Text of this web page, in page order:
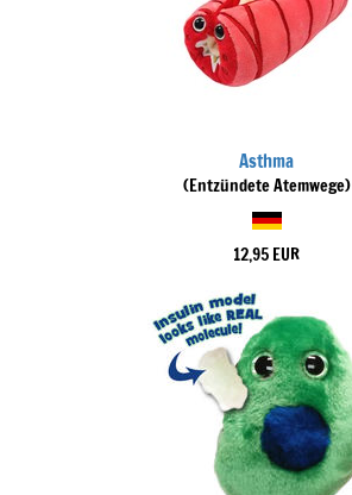
Asthma
(Entzündete Atemwege)
12,95 EUR